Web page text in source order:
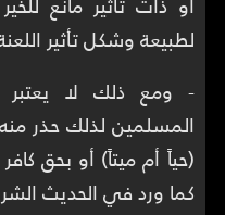
لطبيعة وشكل تأثير
- ومع ذلك لا
المسلمين لذلك حذر
(حياً أم ميتاً) أو بحق
كما ورد في الحديث